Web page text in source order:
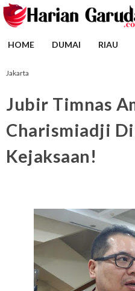
HOME DUMAI RIAU
Jakarta
Jubir Timnas
Charismiadji
Kejaksaan!